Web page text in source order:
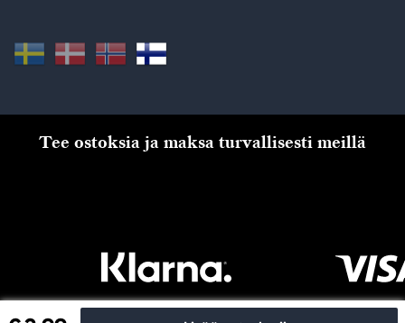
Tee ostoksia ja maksa turvallisesti meillä